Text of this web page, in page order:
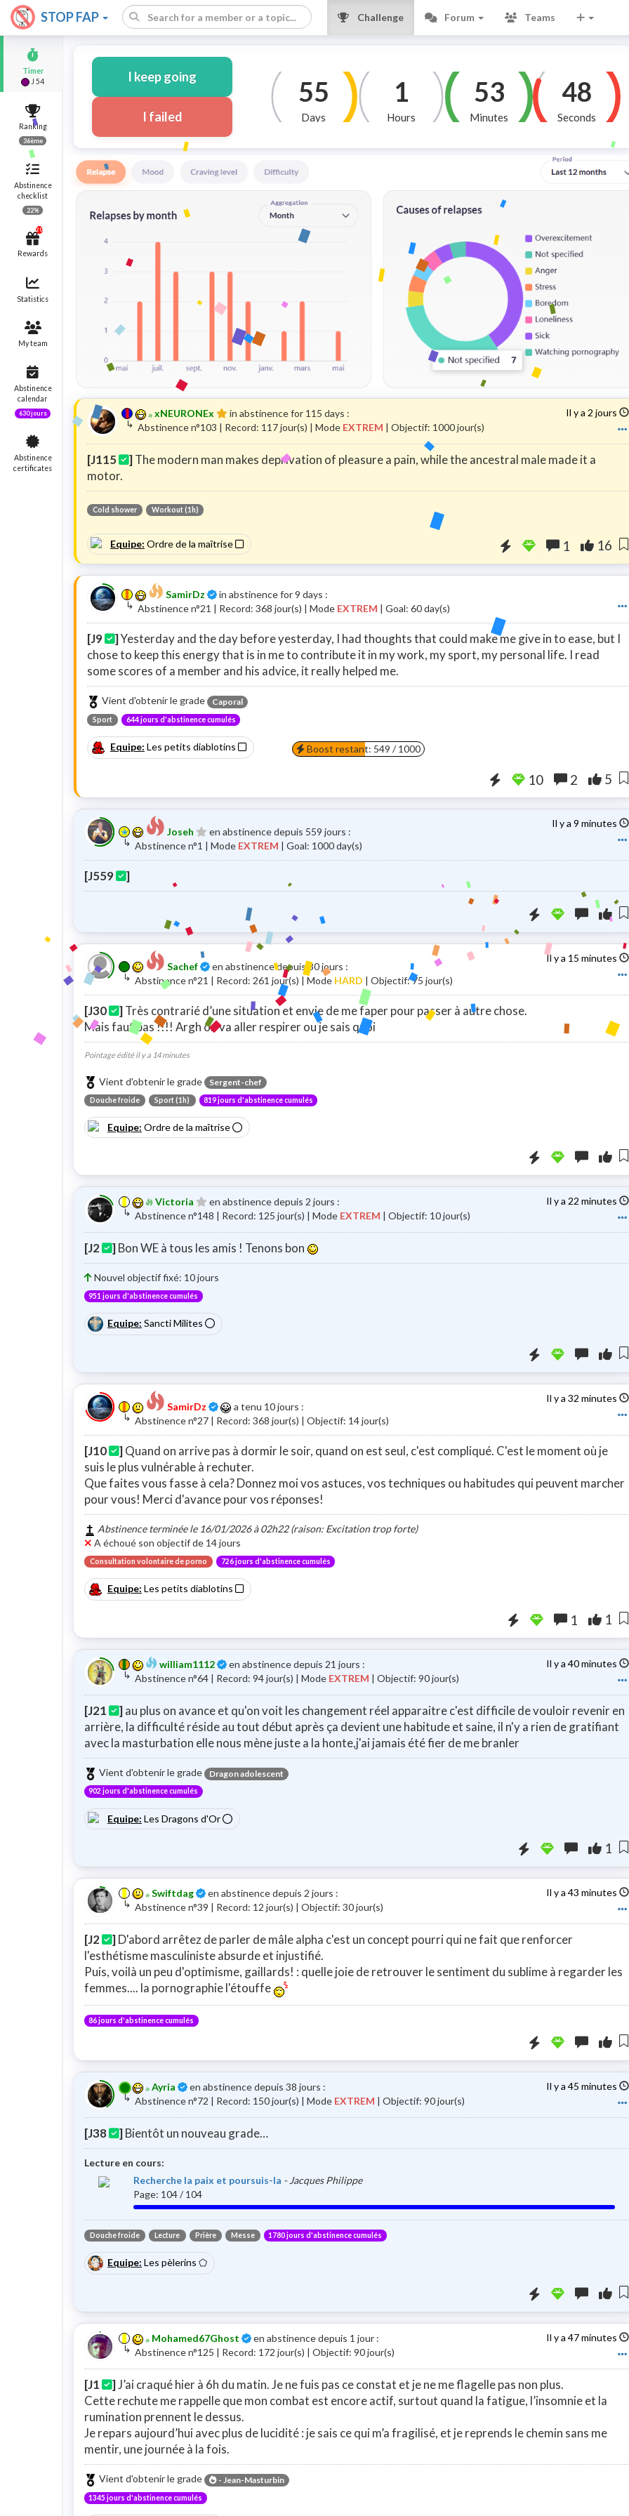
STOP FAP Challenge Forum Teams
Ranking
36ème
Abstinence
22%
Rewards
Statistics
My team
I keep going
I failed
55
Days
1
Hours
53
Minutes
49
Seconds
Il y a 2 jours
xNEURONEx in abstinence for 115 days :
↳ Abstinence n°103 | Record: 117 jour(s) | Mode EXTREM | Objectif: 1000 jour(s)
[J115 ]The modern man makes deprivation of pleasure a pain, while the ancestral male made it a
motor.
Cold shower Workout (1h)
Equipe: Ordre de la maîtrise 16
1
Booster la
SamirDz Certifié
in abstinence for 9 days :
↳ Abstinence n°21 | Record: 368 jour(s) | Mode EXTREM | Goal: 60 day(s)
[J9 ]Yesterday and the day before yesterday, I had thoughts that could make me give in to ease, but I
chose to keep this energy that is in me to contribute it in my work, my sport, my personal life. I read
some scores of a member and his advice, it really helped me.
Vient d'obtenir le grade Caporal
Sport 644 jours d'abstinence cumulés
Equipe: Les petits diablotins Boost restant: 549 / 1000
5
2
10
Booster la visibilité
Il y a 9 minutes
Joseh en abstinence depuis 559 jours :
↳ Abstinence n°1 | Mode EXTREM | Goal: 1000 day(s)
[J559 ]
Booster la
Il y a 15 minutes
Sachef en abstinence depuis 30 jours :
↳ Abstinence n°21 | Record: 261 jour(s) | Mode HARD | Objectif: 75 jour(s)
[J30 ]Très contrarié d’une situation et envie de me faper pour passer à autre chose.
Mais faut pas !!!! Argh on va aller respirer ou je sais quoi
Pointage édité il y a 14 minutes
Vient d'obtenir le grade Sergent-chef
Douche froide Sport (1h) 819 jours d'abstinence cumulés
Equipe: Ordre de la maîtrise
Booster la
Il y a 22 minutes
Victoria en abstinence depuis 2 jours :
↳ Abstinence n°148 | Record: 125 jour(s) | Mode EXTREM | Objectif: 10 jour(s)
[J2 ]Bon WE à tous les amis ! Tenons bon
Nouvel objectif fixé: 10 jours
951 jours d'abstinence cumulés
Equipe: Sancti Milites
Booster la
Il y a 32 minutes
SamirDz a tenu 10 jours :
↳ Abstinence n°27 | Record: 368 jour(s) | Objectif: 14 jour(s)
[J10 ]Quand on arrive pas à dormir le soir, quand on est seul, c'est compliqué. C'est le moment où je
suis le plus vulnérable à rechuter.
Que faites vous fasse à cela? Donnez moi vos astuces, vos techniques ou habitudes qui peuvent marcher
pour vous! Merci d'avance pour vos réponses!
Abstinence terminée le 16/01/2026 à 02h22 (raison: Excitation trop forte)
A échoué son objectif de 14 jours
Consultation volontaire de porno 726 jours d'abstinence cumulés
Equipe: Les petits diablotins
1
1
Booster la
Il y a 40 minutes
william1112 Certifié
en abstinence depuis 21 jours :
↳ Abstinence n°64 | Record: 94 jour(s) | Mode EXTREM | Objectif: 90 jour(s)
[J21 ]au plus on avance et qu'on voit les changement réel apparaitre c'est difficile de vouloir revenir en
arrière, la difficulté réside au tout début après ça devient une habitude et saine, il n'y a rien de gratifiant
avec la masturbation elle nous mène juste a la honte,j'ai jamais été fier de me branler
Vient d'obtenir le grade Dragon adolescent
902 jours d'abstinence cumulés
Equipe: Les Dragons d'Or
1
Booster la
Il y a 43 minutes
Swiftdag Certifié
en abstinence depuis 2 jours :
↳ Abstinence n°39 | Record: 12 jour(s) | Objectif: 30 jour(s)
[J2 ]D'abord arrêtez de parler de mâle alpha c'est un concept pourri qui ne fait que renforcer
l'esthétisme masculiniste absurde et injustifié.
Puis, voilà un peu d'optimisme, gaillards! : quelle joie de retrouver le sentiment du sublime à regarder les
femmes.... la pornographie l'étouffe
86 jours d'abstinence cumulés
Booster la
Il y a 45 minutes
Ayria Certifié
en abstinence depuis 38 jours :
↳ Abstinence n°72 | Record: 150 jour(s) | Mode EXTREM | Objectif: 90 jour(s)
[J38 ]Bientôt un nouveau grade…
Lecture en cours:
Recherche la paix et poursuis-la - Jacques Philippe
Page: 104 / 104
Douche froide Lecture Prière Messe 1780 jours d'abstinence cumulés
Equipe: Les pèlerins ⬠
Booster la
Il y a 47 minutes
Mohamed67Ghost Certifié
en abstinence depuis 1 jour :
↳ Abstinence n°125 | Record: 172 jour(s) | Objectif: 90 jour(s)
[J1 ]J’ai craqué hier à 6h du matin. Je ne fuis pas ce constat et je ne me flagelle pas non plus.
Cette rechute me rappelle que mon combat est encore actif, surtout quand la fatigue, l’insomnie et la
rumination prennent le dessus.
Je repars aujourd’hui avec plus de lucidité : je sais ce qui m’a fragilisé, et je reprends le chemin sans me
mentir, une journée à la fois.
Vient d'obtenir le grade - Jean-Masturbin
1345 jours d'abstinence cumulés